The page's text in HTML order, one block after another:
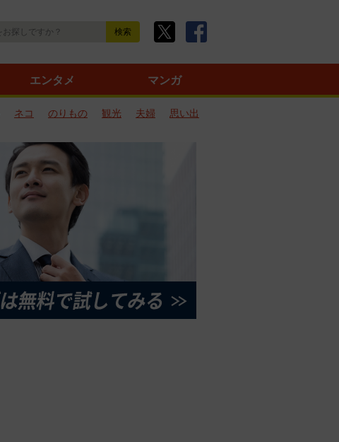
エンタメ マンガ
ネコ のりもの 観光 夫婦
思い出